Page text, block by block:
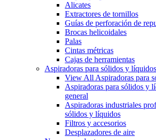
Alicates
Extractores de tornillos
Guías de perforación de
Brocas helicoidales
Palas
Cintas métricas
Cajas de herramientas
Aspiradoras para sólidos y líquidos
View All Aspiradoras para
Aspiradoras para sólidos y
general
Aspiradoras industriales
sólidos y líquidos
Filtros y accesorios
Desplazadores de aire